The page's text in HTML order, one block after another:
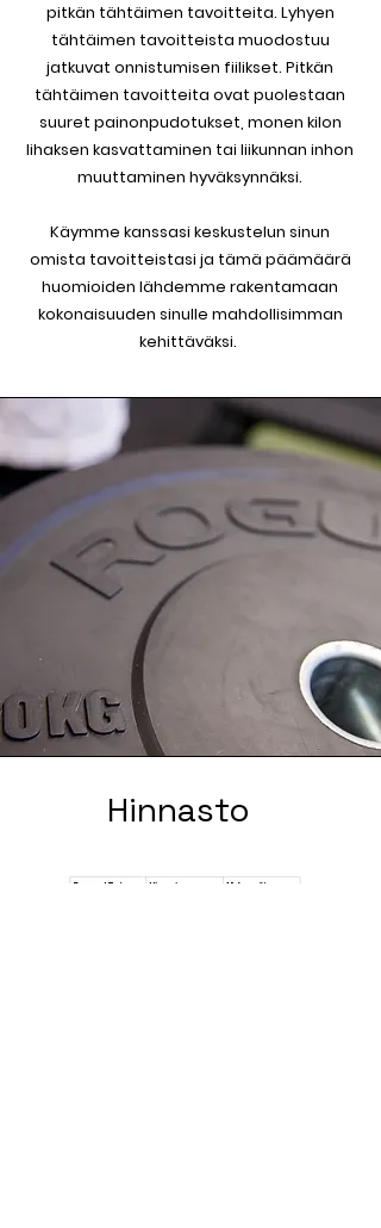
pitkän tähtäimen tavoitteita. Lyhyen
tähtäimen tavoitteista muodostuu
jatkuvat onnistumisen fiilikset. Pitkän
tähtäimen tavoitteita ovat puolestaan
suuret painonpudotukset, monen kilon
lihaksen kasvattaminen tai liikunnan inhon
muuttaminen hyväksynnäksi.
Käymme kanssasi keskustelun sinun
omista tavoitteistasi ja tämä päämäärä
huomioiden lähdemme rakentamaan
kokonaisuuden sinulle mahdollisimman
kehittäväksi.
Hinnasto